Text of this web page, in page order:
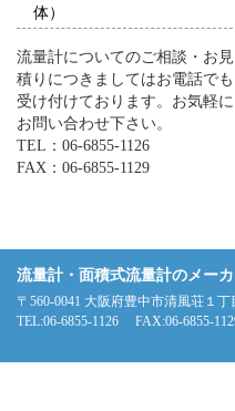
体）
流量計についてのご相談・お見
積りにつきましてはお電話でも
受け付けております。お気軽に
お問い合わせ下さい。
TEL：06-6855-1126
FAX：06-6855-1129
流量計・面積式流量計のメー
〒560-0041 大阪府豊中市清風荘１丁
TEL:06-6855-1126 FAX:06-6855-